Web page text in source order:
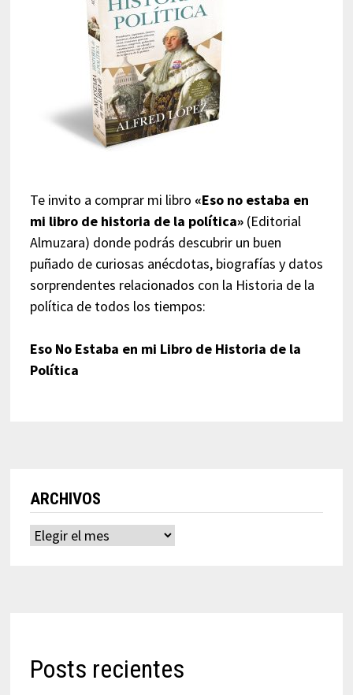
Te invito a comprar mi libro «Eso no estaba en
mi libro de historia de la política»(Editorial
Almuzara) donde podrás descubrir un buen
puñado de curiosas anécdotas, biografías y datos
sorprendentes relacionados con la Historia de la
política de todos los tiempos:
Eso No Estaba en mi Libro de Historia de la
Política
ARCHIVOS
Archivos
Posts recientes